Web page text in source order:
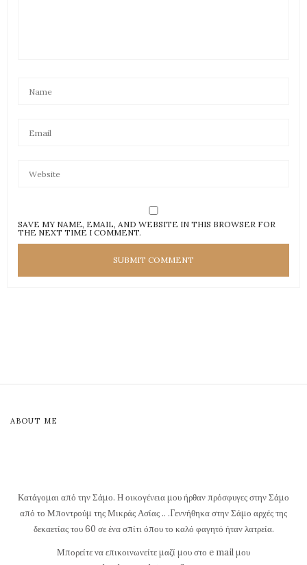
SAVE MY NAME, EMAIL, AND WEBSITE IN THIS BROWSER FOR
THE NEXT TIME I COMMENT.
ABOUT ME
Κατάγομαι από την Σάμο. Η οικογένεια μου ήρθαν πρόσφυγες στην Σάμο
από το Μποντρούμ της Μικράς Ασίας .. .Γεννήθηκα στην Σάμο αρχές της
δεκαετίας του 60 σε ένα σπίτι όπου το καλό φαγητό ήταν λατρεία.
Μπορείτε να επικοινωνείτε μαζί μου στο e mail μου